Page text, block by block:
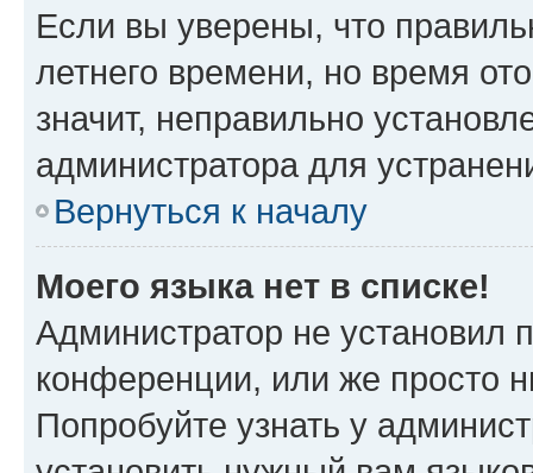
Если вы уверены, что
летнего времени, но время
значит, неправильно
администратора для
Вернуться к началу
Моего языка нет в списке!
Администратор не установил
конференции, или же просто
Попробуйте узнать у